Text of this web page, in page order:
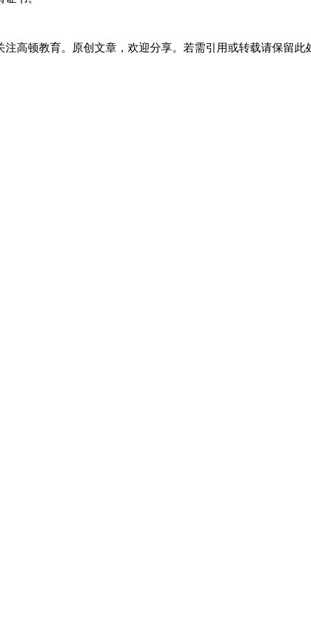
顿教育。原创文章，欢迎分享。若需引用或转载请保留此